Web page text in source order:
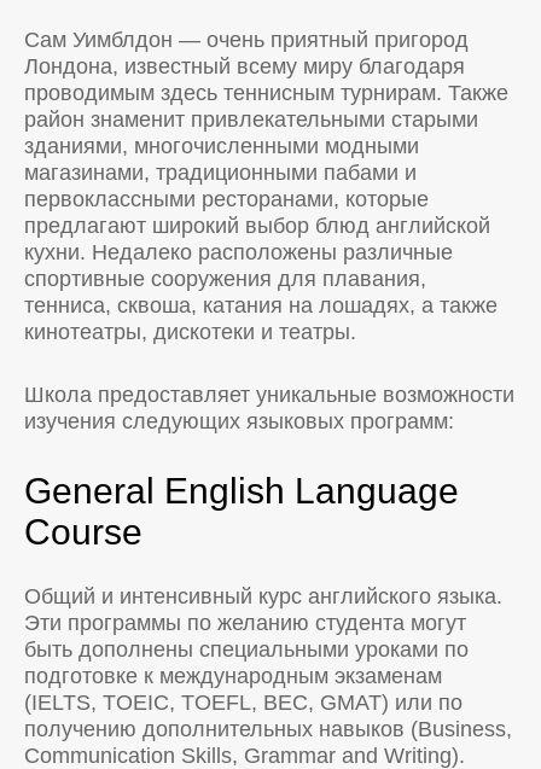
Сам Уимблдон — очень приятный пригород
Лондона, известный всему миру благодаря
проводимым здесь теннисным турнирам. Также
район знаменит привлекательными старыми
зданиями, многочисленными модными
магазинами, традиционными пабами и
первоклассными ресторанами, которые
предлагают широкий выбор блюд английской
кухни. Недалеко расположены различные
спортивные сооружения для плавания,
тенниса, сквоша, катания на лошадях, а также
кинотеатры, дискотеки и театры.
Школа предоставляет уникальные возможности
изучения следующих языковых программ:
General English Language
Course
Общий и интенсивный курс английского языка.
Эти программы по желанию студента могут
быть дополнены специальными уроками по
подготовке к международным экзаменам
(IELTS, TOEIC, TOEFL, BEC, GMAT) или по
получению дополнительных навыков (Business,
Communication Skills, Grammar and Writing).